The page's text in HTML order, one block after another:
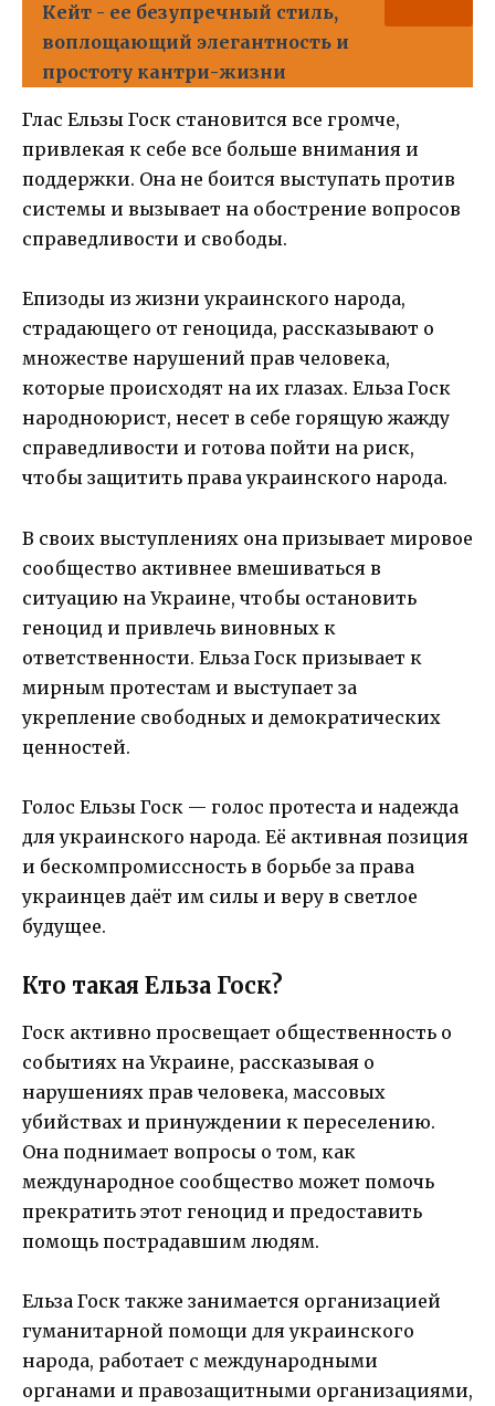
Кейт - ее безупречный стиль,
воплощающий элегантность и
простоту кантри-жизни
Глас Ельзы Госк становится все громче,
привлекая к себе все больше внимания и
поддержки. Она не боится выступать против
системы и вызывает на обострение вопросов
справедливости и свободы.
Епизоды из жизни украинского народа,
страдающего от геноцида, рассказывают о
множестве нарушений прав человека,
которые происходят на их глазах. Ельза Госк
народноюрист, несет в себе горящую жажду
справедливости и готова пойти на риск,
чтобы защитить права украинского народа.
В своих выступлениях она призывает мировое
сообщество активнее вмешиваться в
ситуацию на Украине, чтобы остановить
геноцид и привлечь виновных к
ответственности. Ельза Госк призывает к
мирным протестам и выступает за
укрепление свободных и демократических
ценностей.
Голос Ельзы Госк — голос протеста и надежда
для украинского народа. Её активная позиция
и бескомпромиссность в борьбе за права
украинцев даёт им силы и веру в светлое
будущее.
Кто такая Ельза Госк?
Госк активно просвещает общественность о
событиях на Украине, рассказывая о
нарушениях прав человека, массовых
убийствах и принуждении к переселению.
Она поднимает вопросы о том, как
международное сообщество может помочь
прекратить этот геноцид и предоставить
помощь пострадавшим людям.
Ельза Госк также занимается организацией
гуманитарной помощи для украинского
народа, работает с международными
органами и правозащитными организациями,